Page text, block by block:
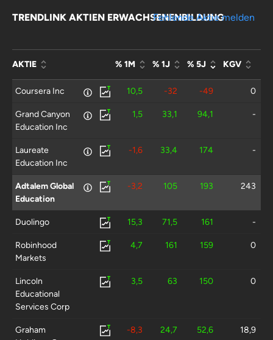
TRENDLINK AKTIEN ERWACHSENENBILDUNG
Fehlende Aktie melden
AKTIE % 1M % 1J % 5J KGV
Coursera Inc 10,5 -32 -49 0
Grand Canyon
Education Inc
1,5 33,1 94,1 -
Laureate
Education Inc
-1,6 33,4 174 -
Adtalem Global
Education
-3,2 105 193 243
Duolingo 15,3 71,5 161 -
Robinhood
Markets
4,7 161 159 0
Lincoln
Educational
Services Corp
3,5 63 150 0
Graham
-8,3 24,7 52,6 18,9